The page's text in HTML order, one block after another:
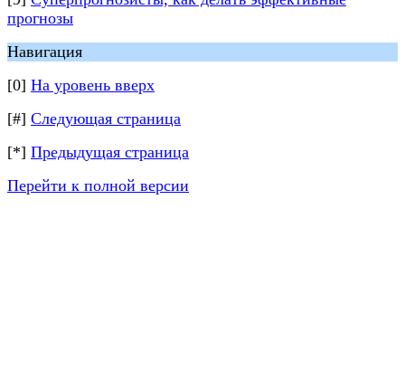
прогнозы
Навигация
[0] На уровень вверх
[#] Следующая страница
[*] Предыдущая страница
Перейти к полной версии